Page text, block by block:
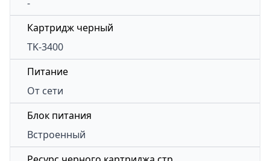
-
Картридж черный
TK-3400
Питание
От сети
Блок питания
Встроенный